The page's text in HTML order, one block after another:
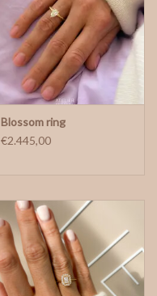
Blossom ring
€2.445,00